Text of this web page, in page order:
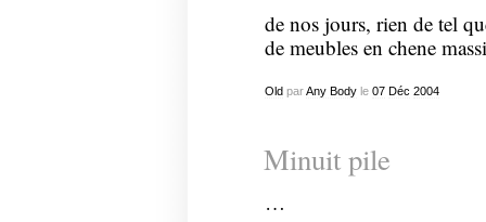
de nos jours, rien de tel
de meubles en chene
OldparAny Bodyle 07 Déc 2004
Minuit pile
…